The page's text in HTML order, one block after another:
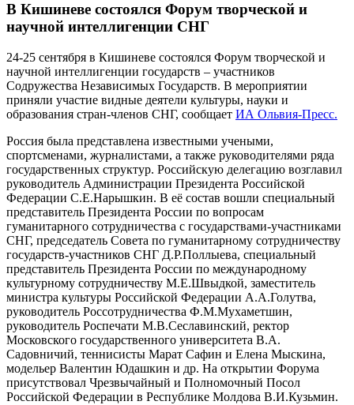
В Кишиневе состоялся Форум творческой и
научной интеллигенции СНГ
24-25 сентября в Кишиневе состоялся Форум творческой и
научной интеллигенции государств – участников
Содружества Независимых Государств. В мероприятии
приняли участие видные деятели культуры, науки и
образования стран-членов СНГ, сообщает ИА Ольвия-Пресс.
Россия была представлена известными учеными,
спортсменами, журналистами, а также руководителями ряда
государственных структур. Российскую делегацию возглавил
руководитель Администрации Президента Российской
Федерации С.Е.Нарышкин. В её состав вошли специальный
представитель Президента России по вопросам
гуманитарного сотрудничества с государствами-участниками
СНГ, председатель Совета по гуманитарному сотрудничеству
государств-участников СНГ Д.Р.Поллыева, специальный
представитель Президента России по международному
культурному сотрудничеству М.Е.Швыдкой, заместитель
министра культуры Российской Федерации А.А.Голутва,
руководитель Россотрудничества Ф.М.Мухаметшин,
руководитель Роспечати М.В.Сеславинский, ректор
Московского государственного университета В.А.
Садовничий, теннисисты Марат Сафин и Елена Мыскина,
модельер Валентин Юдашкин и др. На открытии Форума
присутствовал Чрезвычайный и Полномочный Посол
Российской Федерации в Республике Молдова В.И.Кузьмин.